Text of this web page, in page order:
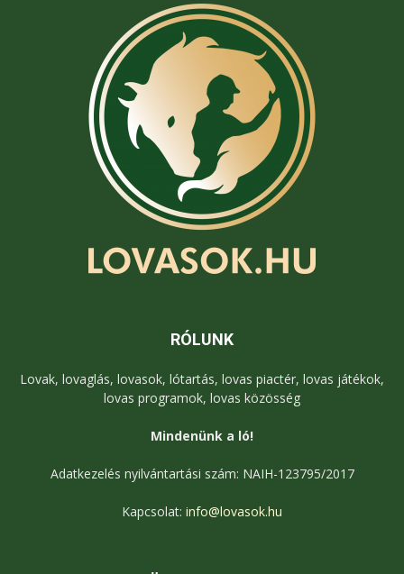
RÓLUNK
Lovak, lovaglás, lovasok, lótartás, lovas piactér, lovas játékok,
lovas programok, lovas közösség
Mindenünk a ló!
Adatkezelés nyilvántartási szám: NAIH-123795/2017
Kapcsolat: info@lovasok.hu